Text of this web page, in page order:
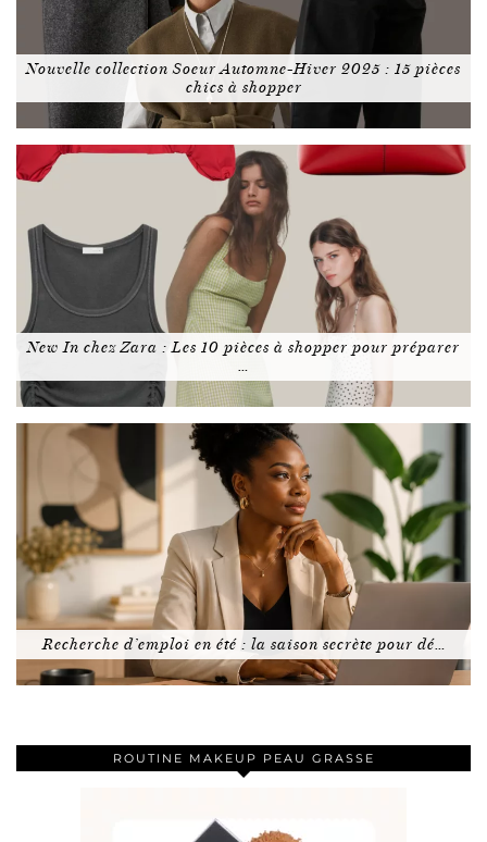
Nouvelle collection Soeur Automne-Hiver 2025 : 15 pièces
chics à shopper
New In chez Zara : Les 10 pièces à shopper pour préparer
…
Recherche d’emploi en été : la saison secrète pour dé…
ROUTINE MAKEUP PEAU GRASSE